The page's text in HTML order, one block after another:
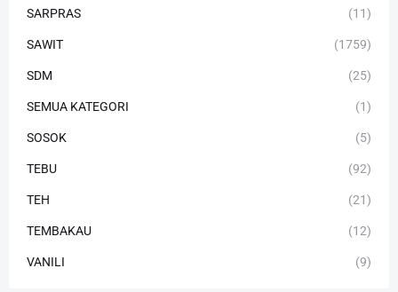
SARPRAS (11)
SAWIT (1759)
SDM (25)
SEMUA KATEGORI (1)
SOSOK (5)
TEBU (92)
TEH (21)
TEMBAKAU (12)
VANILI (9)